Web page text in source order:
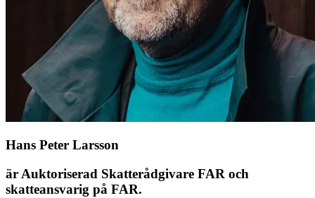
Hans Peter Larsson
är Auktoriserad Skatterådgivare FAR och
skatteansvarig på FAR.